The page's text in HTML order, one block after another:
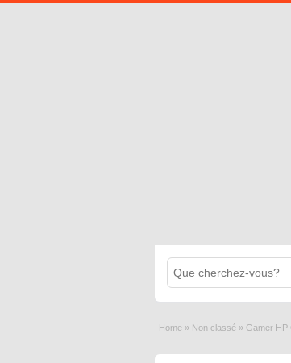
Home » Non classé » Gamer HP